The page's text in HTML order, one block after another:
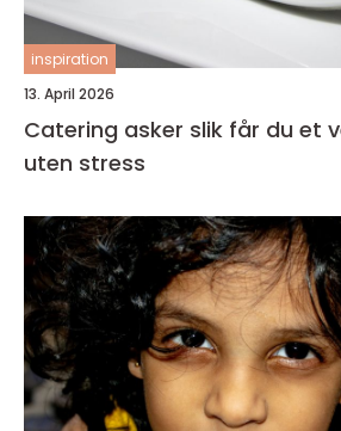
inspiration
13. April 2026
Catering asker slik får du et vellykket selskap
uten stress